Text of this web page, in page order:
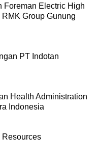
Foreman Electric High
Group Gunung
PT Indotan
Health Administration
Indonesia
Resources